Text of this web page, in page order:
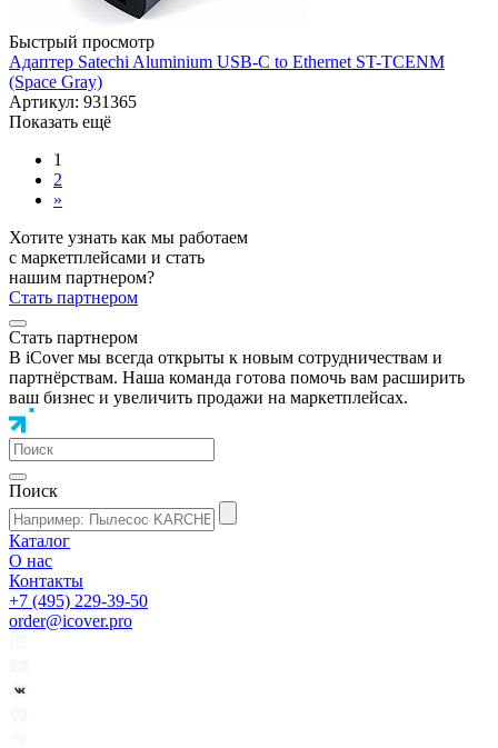
Быстрый просмотр
Адаптер Satechi Aluminium USB-C to Ethernet ST-TCENM
(Space Gray)
Артикул: 931365
Показать ещё
1
2
»
Хотите узнать как мы работаем
с маркетплейсами и стать
нашим партнером?
Стать партнером
Стать партнером
В iCover мы всегда открыты к новым сотрудничествам и
партнёрствам. Наша команда готова помочь вам расширить
ваш бизнес и увеличить продажи на маркетплейсах.
Поиск
Каталог
О нас
Контакты
+7 (495) 229-39-50
order@icover.pro